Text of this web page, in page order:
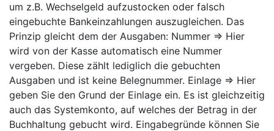
um z.B. Wechselgeld aufzustocken oder falsch
eingebuchte Bankeinzahlungen auszugleichen. Das
Prinzip gleicht dem der Ausgaben: Nummer ⇒ Hier
wird von der Kasse automatisch eine Nummer
vergeben. Diese zählt lediglich die gebuchten
Ausgaben und ist keine Belegnummer. Einlage ⇒ Hier
geben Sie den Grund der Einlage ein. Es ist gleichzeitig
auch das Systemkonto, auf welches der Betrag in der
Buchhaltung gebucht wird. Eingabegründe können Sie